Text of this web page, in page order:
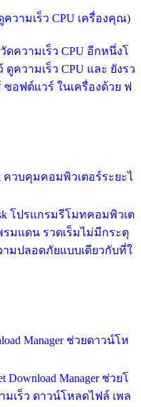
ความเร็ว CPU เครื่องคุณ)
ความเร็ว CPU อีกหนึ่งโ
ความเร็ว CPU และ ยังรว
อฟต์แวร์ ในเครื่องด้วย ฟ
ควบคุมคอมพิวเตอร์ระยะไ
โปรแกรมรีโมทคอมพิวเต
มแดน รวดเร็มไม่มีกระตุ
มปลอดภัยแบบเดียวกับที่ใ
Manager ช่วยดาวน์โห
Manager ช่วยโ
มเร็ว ดาวน์โหลดไฟล์ เพล